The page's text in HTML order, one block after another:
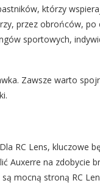
którzy
przez obrońców, po
sportowych,
Zawsze warto
RC Lens, kluczowe
Auxerre na zdobycie
mocną stroną RC